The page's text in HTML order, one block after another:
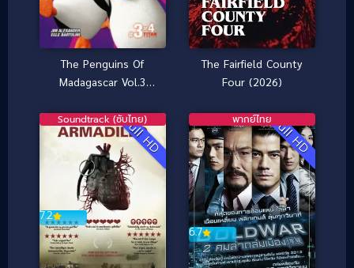
The Penguins Of
Madagascar Vol.3
มาดากัสการ์ ชุด 3
The Fairfield County
Four (2026)
Full HD
7.2
Soundtrack (ซับไทย) Full HD
6.7
พากย์ไทย